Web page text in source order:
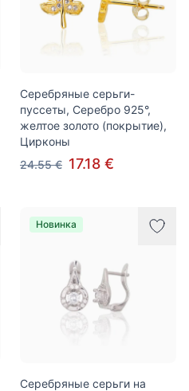
Серебряные серьги-
пуссеты, Серебро 925°,
желтое золото (покрытие),
Цирконы
24.55 € 17.18 €
Новинка
Серебряные серьги на